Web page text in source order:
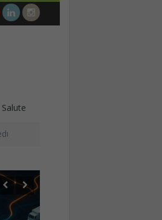
Salute